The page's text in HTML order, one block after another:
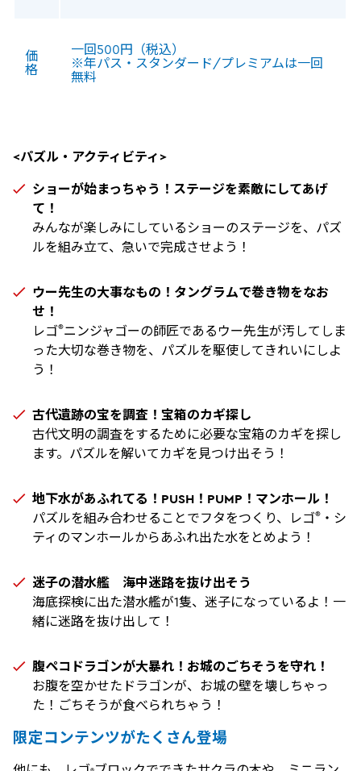
価
格
一回500円（税込）
※年パス・スタンダード/プレミアムは一回
無料
<パズル・アクティビティ>
ショーが始まっちゃう！ステージを素敵にしてあげ
て！
みんなが楽しみにしているショーのステージを、パズ
ルを組み立て、急いで完成させよう！
ウー先生の大事なもの！タングラムで巻き物をなお
せ！
レゴ®ニンジャゴーの師匠であるウー先生が汚してしま
った大切な巻き物を、パズルを駆使してきれいにしよ
う！
古代遺跡の宝を調査！宝箱のカギ探し
古代文明の調査をするために必要な宝箱のカギを探し
ます。パズルを解いてカギを見つけ出そう！
地下水があふれてる！PUSH！PUMP！マンホール！
パズルを組み合わせることでフタをつくり、レゴ® ・シ
ティのマンホールからあふれ出た水をとめよう！
迷子の潜水艦 海中迷路を抜け出そう
海底探検に出た潜水艦が1隻、迷子になっているよ！一
緒に迷路を抜け出して！
腹ペコドラゴンが大暴れ！お城のごちそうを守れ！
お腹を空かせたドラゴンが、お城の壁を壊しちゃっ
た！ごちそうが食べられちゃう！
限定コンテンツがたくさん登場